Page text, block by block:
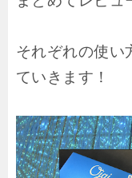
それぞれの使い
ていきます！